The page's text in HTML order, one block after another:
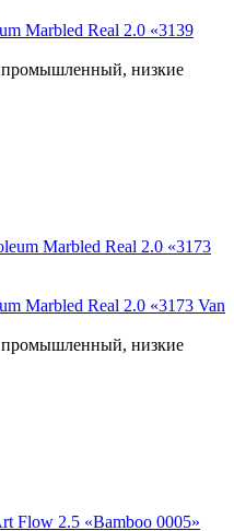
Marbled Real 2.0 «3139
промышленный, низкие
Marbled Real 2.0 «3173 Van
промышленный, низкие